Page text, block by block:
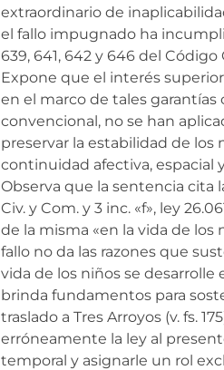
extraordinario de
el fallo impugnado ha
639, 641, 642 y 646 del Código
Expone que el interés superior
en el marco de tales
convencional, no se han
preservar la estabilidad de
continuidad afectiva, espacial y
Observa que la sentencia cita
Civ. y Com. y 3 inc. «f», ley
de la misma «en la vida de los
fallo no da las razones que
vida de los niños se
brinda fundamentos para
traslado a Tres Arroyos (v. fs.
erróneamente la ley al
temporal y asignarle un rol